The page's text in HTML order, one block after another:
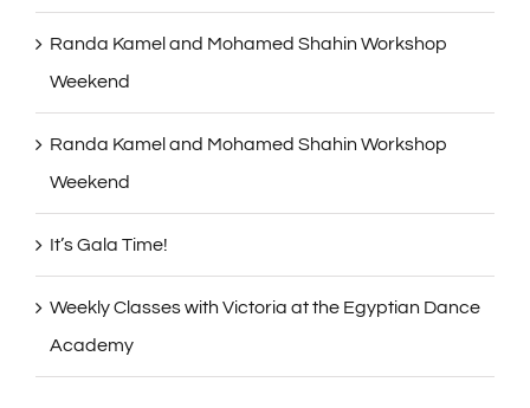
Randa Kamel and Mohamed Shahin Workshop
Weekend
Randa Kamel and Mohamed Shahin Workshop
Weekend
It’s Gala Time!
Weekly Classes with Victoria at the Egyptian Dance
Academy